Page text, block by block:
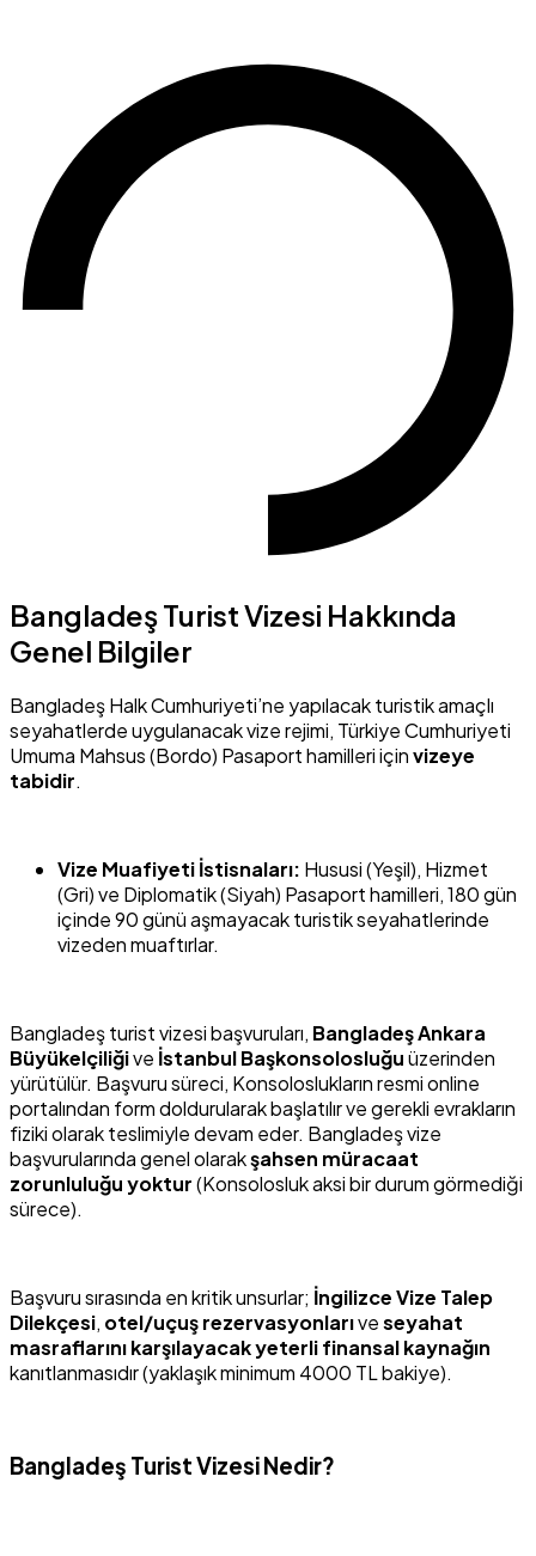
Bangladeş Turist Vizesi Hakkında
Genel Bilgiler
Bangladeş Halk Cumhuriyeti’ne yapılacak turistik amaçlı
seyahatlerde uygulanacak vize rejimi, Türkiye Cumhuriyeti
Umuma Mahsus (Bordo) Pasaport hamilleri içinvizeye
tabidir.
Vize Muafiyeti İstisnaları: Hususi (Yeşil), Hizmet
(Gri) ve Diplomatik (Siyah) Pasaport hamilleri, 180 gün
içinde 90 günü aşmayacak turistik seyahatlerinde
vizeden muaftırlar.
Bangladeş turist vizesi başvuruları, Bangladeş Ankara
Büyükelçiliğive İstanbul Başkonsolosluğuüzerinden
yürütülür. Başvuru süreci, Konsoloslukların resmi online
portalından form doldurularak başlatılır ve gerekli evrakların
fiziki olarak teslimiyle devam eder. Bangladeş vize
başvurularında genel olarakşahsen müracaat
zorunluluğu yoktur(Konsolosluk aksi bir durum görmediği
sürece).
Başvuru sırasında en kritik unsurlar; İngilizce Vize Talep
Dilekçesi, otel/uçuş rezervasyonlarıveseyahat
masraflarını karşılayacak yeterli finansal kaynağın
kanıtlanmasıdır (yaklaşık minimum 4000 TL bakiye).
Bangladeş Turist Vizesi Nedir?